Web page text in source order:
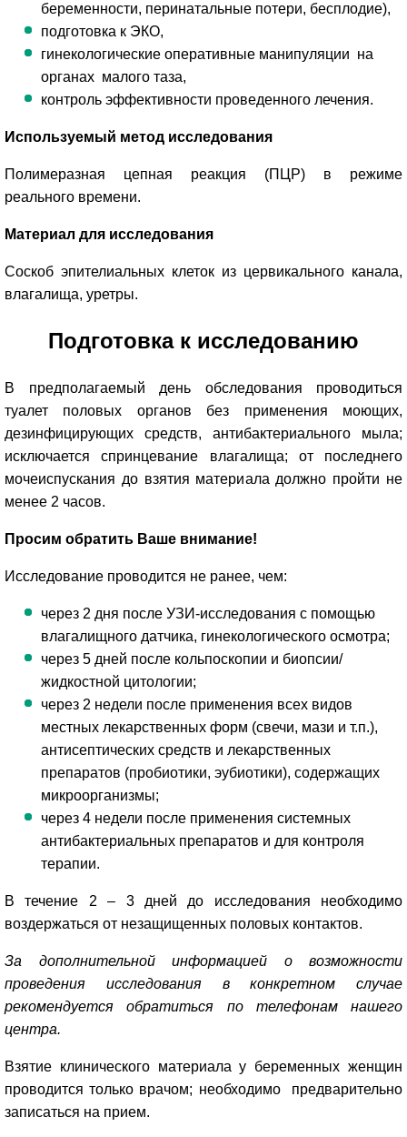
беременности, перинатальные потери, бесплодие),
подготовка к ЭКО,
гинекологические оперативные манипуляции на
органах малого таза,
контроль эффективности проведенного лечения.
Используемый метод исследования
Полимеразная цепная реакция (ПЦР) в режиме
реального времени.
Материал для исследования
Соскоб эпителиальных клеток из цервикального канала,
влагалища, уретры.
Подготовка к исследованию
В предполагаемый день обследования проводиться
туалет половых органов без применения моющих,
дезинфицирующих средств, антибактериального мыла;
исключается спринцевание влагалища; от последнего
мочеиспускания до взятия материала должно пройти не
менее 2 часов.
Просим обратить Ваше внимание!
Исследование проводится не ранее, чем:
через 2 дня после УЗИ-исследования с помощью
влагалищного датчика, гинекологического осмотра;
через 5 дней после кольпоскопии и биопсии/
жидкостной цитологии;
через 2 недели после применения всех видов
местных лекарственных форм (свечи, мази и т.п.),
антисептических средств и лекарственных
препаратов (пробиотики, эубиотики), содержащих
микроорганизмы;
через 4 недели после применения системных
антибактериальных препаратов и для контроля
терапии.
В течение 2 – 3 дней до исследования необходимо
воздержаться от незащищенных половых контактов.
За дополнительной информацией о возможности
проведения исследования в конкретном случае
рекомендуется обратиться по телефонам нашего
центра.
Взятие клинического материала у беременных женщин
проводится только врачом; необходимо предварительно
записаться на прием.